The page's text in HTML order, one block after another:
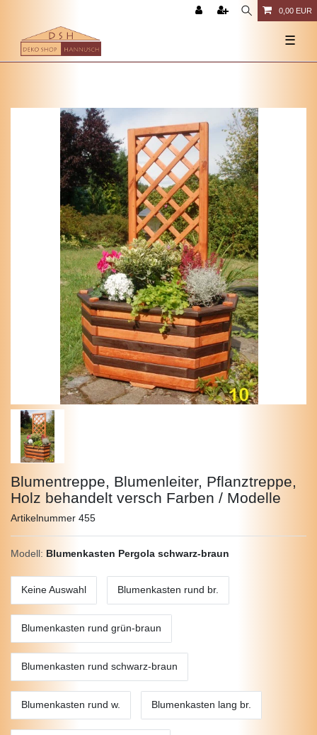
0,00 EUR
☰
Blumentreppe, Blumenleiter, Pflanztreppe,
Holz behandelt versch Farben / Modelle
Artikelnummer 455
Modell: Blumenkasten Pergola schwarz-braun
Keine Auswahl Blumenkasten rund br.
Blumenkasten rund grün-braun
Blumenkasten rund schwarz-braun
Blumenkasten rund w. Blumenkasten lang br.